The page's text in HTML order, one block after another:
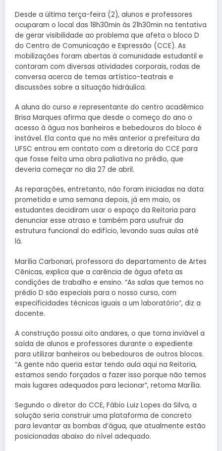
Desde a última terça-feira (2), alunos e professores
ocuparam o local das 18h30min às 21h30min na tentativa
de gerar visibilidade ao problema que afeta o bloco D
do Centro de Comunicação e Expressão (CCE). As
mobilizações foram abertas à comunidade estudantil e
contaram com diversas atividades corporais, rodas de
conversa acerca de temas artístico-teatrais e
discussões sobre a situação hidráulica.
A aluna do curso e representante do centro acadêmico
Brisa Marques afirma que desde o começo do ano o
acesso à água nos banheiros e bebedouros do bloco é
instável. Ela conta que no mês anterior a prefeitura da
UFSC entrou em contato com a diretoria do CCE para
que fosse feita uma obra paliativa no prédio, que
deveria começar no dia 27 de abril.
As reparações, entretanto, não foram iniciadas na data
prometida e uma semana depois, já em maio, os
estudantes decidiram usar o espaço da Reitoria para
denunciar esse atraso e também para usufruir da
estrutura funcional do edifício, levando suas aulas até
lá.
Marília Carbonari, professora do departamento de Artes
Cênicas, explica que a carência de água afeta as
condições de trabalho e ensino. “As salas que temos no
prédio D são especiais para o nosso curso, com
especificidades técnicas iguais a um laboratório”, diz a
docente.
A construção possui oito andares, o que torna inviável a
saída de alunos e professores durante o expediente
para utilizar banheiros ou bebedouros de outros blocos.
“A gente não queria estar tendo aula aqui na Reitoria,
estamos sendo forçados a fazer isso porque não temos
mais lugares adequados para lecionar”, retoma Marília.
Segundo o diretor do CCE, Fábio Luiz Lopes da Silva, a
solução seria construir uma plataforma de concreto
para levantar as bombas d’água, que atualmente estão
posicionadas abaixo do nível adequado.